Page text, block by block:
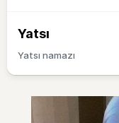
Yatsı
Yatsı namazı